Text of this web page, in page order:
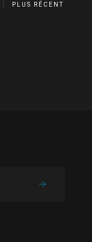
PLUS RÉCENT